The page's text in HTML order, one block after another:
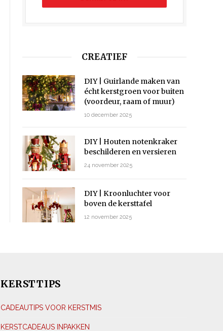
CREATIEF
DIY | Guirlande maken van
écht kerstgroen voor buiten
(voordeur, raam of muur)
10 december 2025
DIY | Houten notenkraker
beschilderen en versieren
24 november 2025
DIY | Kroonluchter voor
boven de kersttafel
12 november 2025
KERSTTIPS
CADEAUTIPS VOOR KERSTMIS
KERSTCADEAUS INPAKKEN